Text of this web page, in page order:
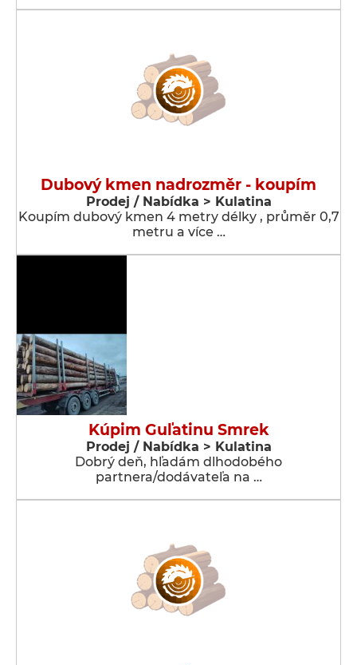
Dubový kmen nadrozměr - koupím
Prodej / Nabídka > Kulatina
Koupím dubový kmen 4 metry délky , průměr 0,7
metru a více …
Kúpim Guľatinu Smrek
Prodej / Nabídka > Kulatina
Dobrý deň, hľadám dlhodobého
partnera/dodávateľa na …